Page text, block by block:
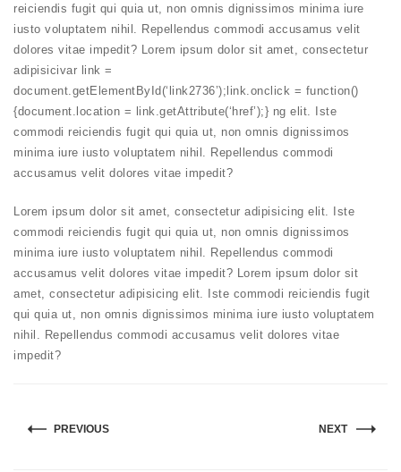
reiciendis fugit qui quia ut, non omnis dignissimos minima iure
iusto voluptatem nihil. Repellendus commodi accusamus velit
dolores vitae impedit? Lorem ipsum dolor sit amet, consectetur
adipisicivar link =
document.getElementById(‘link2736’);link.onclick = function()
{document.location = link.getAttribute(‘href’);} ng elit. Iste
commodi reiciendis fugit qui quia ut, non omnis dignissimos
minima iure iusto voluptatem nihil. Repellendus commodi
accusamus velit dolores vitae impedit?
Lorem ipsum dolor sit amet, consectetur adipisicing elit. Iste
commodi reiciendis fugit qui quia ut, non omnis dignissimos
minima iure iusto voluptatem nihil. Repellendus commodi
accusamus velit dolores vitae impedit? Lorem ipsum dolor sit
amet, consectetur adipisicing elit. Iste commodi reiciendis fugit
qui quia ut, non omnis dignissimos minima iure iusto voluptatem
nihil. Repellendus commodi accusamus velit dolores vitae
impedit?
PREVIOUS NEXT